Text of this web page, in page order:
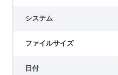
システム
ファイルサイズ
日付